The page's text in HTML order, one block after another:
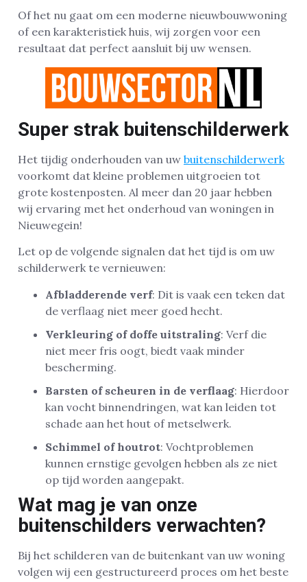
Of het nu gaat om een moderne nieuwbouwwoning
of een karakteristiek huis, wij zorgen voor een
resultaat dat perfect aansluit bij uw wensen.
Super strak buitenschilderwerk
Het tijdig onderhouden van uw buitenschilderwerk
voorkomt dat kleine problemen uitgroeien tot
grote kostenposten. Al meer dan 20 jaar hebben
wij ervaring met het onderhoud van woningen in
Nieuwegein!
Let op de volgende signalen dat het tijd is om uw
schilderwerk te vernieuwen:
Afbladderende verf: Dit is vaak een teken dat
de verflaag niet meer goed hecht.
Verkleuring of doffe uitstraling: Verf die
niet meer fris oogt, biedt vaak minder
bescherming.
Barsten of scheuren in de verflaag: Hierdoor
kan vocht binnendringen, wat kan leiden tot
schade aan het hout of metselwerk.
Schimmel of houtrot: Vochtproblemen
kunnen ernstige gevolgen hebben als ze niet
op tijd worden aangepakt.
Wat mag je van onze
buitenschilders verwachten?
Bij het schilderen van de buitenkant van uw woning
volgen wij een gestructureerd proces om het beste